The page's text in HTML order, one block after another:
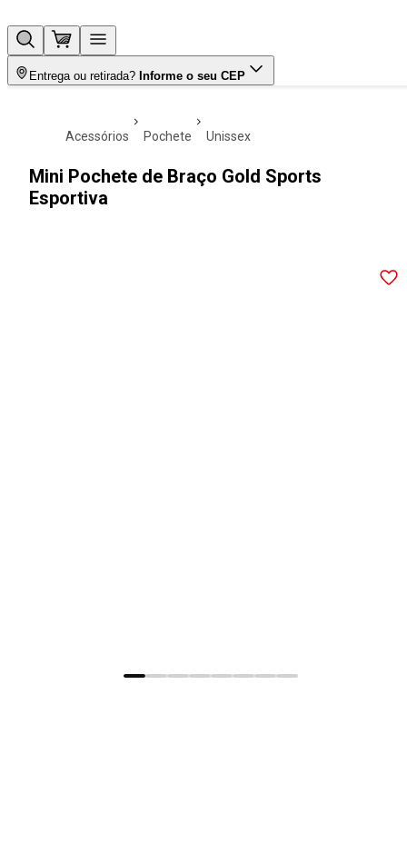
Entrega ou retirada? Informe o seu CEP
acessórios pochete unissex
Mini Pochete de Braço Gold Sports
Esportiva